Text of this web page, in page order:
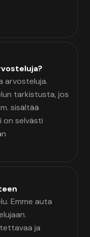
arvosteluja.
tarkistusta, jos
sisältää
on selvästi
Emme auta
ja